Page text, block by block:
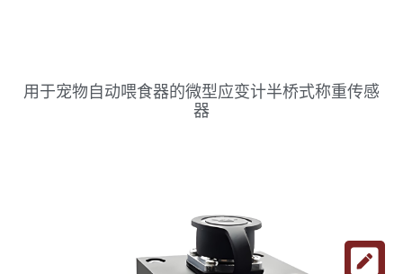
用于宠物自动喂食器的微型应变计半桥式称重传感
器